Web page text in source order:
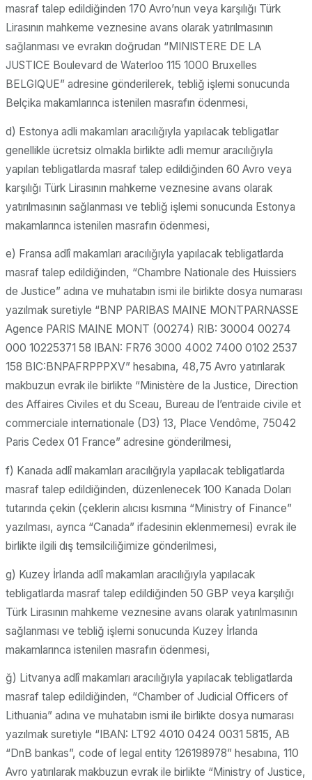
masraf talep edildiğinden 170 Avro’nun veya karşılığı Türk
Lirasının mahkeme veznesine avans olarak yatırılmasının
sağlanması ve evrakın doğrudan “MINISTERE DE LA
JUSTICE Boulevard de Waterloo 115 1000 Bruxelles
BELGIQUE” adresine gönderilerek, tebliğ işlemi sonucunda
Belçika makamlarınca istenilen masrafın ödenmesi,
d) Estonya adli makamları aracılığıyla yapılacak tebligatlar
genellikle ücretsiz olmakla birlikte adli memur aracılığıyla
yapılan tebligatlarda masraf talep edildiğinden 60 Avro veya
karşılığı Türk Lirasının mahkeme veznesine avans olarak
yatırılmasının sağlanması ve tebliğ işlemi sonucunda Estonya
makamlarınca istenilen masrafın ödenmesi,
e) Fransa adlî makamları aracılığıyla yapılacak tebligatlarda
masraf talep edildiğinden, “Chambre Nationale des Huissiers
de Justice” adına ve muhatabın ismi ile birlikte dosya numarası
yazılmak suretiyle “BNP PARIBAS MAINE MONTPARNASSE
Agence PARIS MAINE MONT (00274) RIB: 30004 00274
000 10225371 58 IBAN: FR76 3000 4002 7400 0102 2537
158 BIC:BNPAFRPPPXV” hesabına, 48,75 Avro yatırılarak
makbuzun evrak ile birlikte “Ministère de la Justice, Direction
des Affaires Civiles et du Sceau, Bureau de l’entraide civile et
commerciale internationale (D3) 13, Place Vendôme, 75042
Paris Cedex 01 France” adresine gönderilmesi,
f) Kanada adlî makamları aracılığıyla yapılacak tebligatlarda
masraf talep edildiğinden, düzenlenecek 100 Kanada Doları
tutarında çekin (çeklerin alıcısı kısmına “Ministry of Finance”
yazılması, ayrıca “Canada” ifadesinin eklenmemesi) evrak ile
birlikte ilgili dış temsilciliğimize gönderilmesi,
g) Kuzey İrlanda adlî makamları aracılığıyla yapılacak
tebligatlarda masraf talep edildiğinden 50 GBP veya karşılığı
Türk Lirasının mahkeme veznesine avans olarak yatırılmasının
sağlanması ve tebliğ işlemi sonucunda Kuzey İrlanda
makamlarınca istenilen masrafın ödenmesi,
ğ) Litvanya adlî makamları aracılığıyla yapılacak tebligatlarda
masraf talep edildiğinden, “Chamber of Judicial Officers of
Lithuania” adına ve muhatabın ismi ile birlikte dosya numarası
yazılmak suretiyle “IBAN: LT92 4010 0424 0031 5815, AB
“DnB bankas”, code of legal entity 126198978” hesabına, 110
Avro yatırılarak makbuzun evrak ile birlikte “Ministry of Justice,